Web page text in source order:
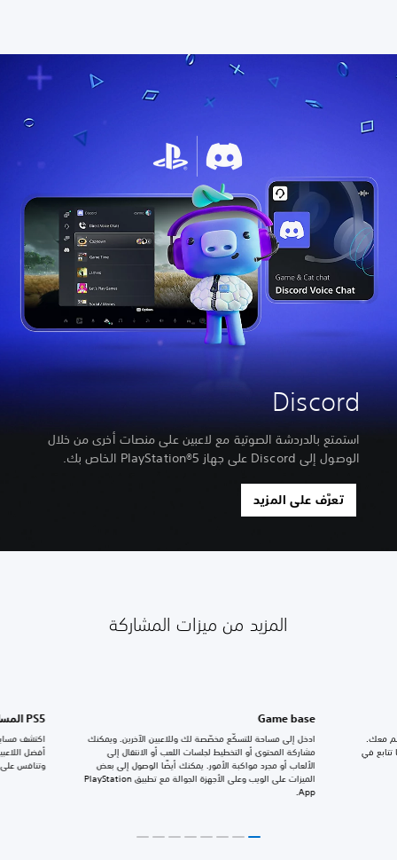
Discord
استمتع بالدردشة الصوتية مع لاعبين على منصات أخرى من خلال
الوصول إلى Discord على جهاز PlayStation®5 الخاص بك.
تعرَّف على المزيد
المزيد من ميزات المشاركة
Game base
ادخل إلى مساحة للتسكّع مخصّصة لك وللاعبين الآخرين. ويمكنك
مشاركة المحتوى أو التخطيط لجلسات اللعب أو الانتقال إلى
الألعاب أو مجرد مواكبة الأمور. يمكنك أيضًا الوصول إلى بعض
الميزات على الويب وعلى الأجهزة الجوالة مع تطبيق PlayStation
App.
معك.
تتابع في
PS5 المسابقات
اكتشف
أفضل
وتنافس على